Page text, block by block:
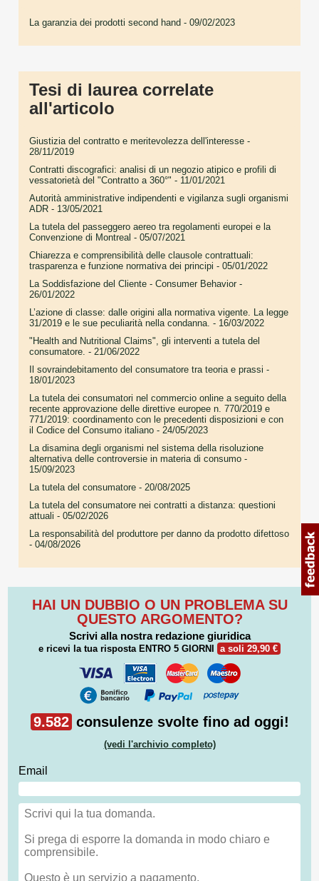
La garanzia dei prodotti second hand - 09/02/2023
Tesi di laurea correlate
all'articolo
Giustizia del contratto e meritevolezza dell'interesse -
28/11/2019
Contratti discografici: analisi di un negozio atipico e profili di
vessatorietà del "Contratto a 360°" - 11/01/2021
Autorità amministrative indipendenti e vigilanza sugli organismi
ADR - 13/05/2021
La tutela del passeggero aereo tra regolamenti europei e la
Convenzione di Montreal - 05/07/2021
Chiarezza e comprensibilità delle clausole contrattuali:
trasparenza e funzione normativa dei principi - 05/01/2022
La Soddisfazione del Cliente - Consumer Behavior-
26/01/2022
L’azione di classe: dalle origini alla normativa vigente. La legge
31/2019 e le sue peculiarità nella condanna. - 16/03/2022
"Health and Nutritional Claims", gli interventi a tutela del
consumatore. - 21/06/2022
Il sovraindebitamento del consumatore tra teoria e prassi -
18/01/2023
La tutela dei consumatori nel commercio online a seguito della
recente approvazione delle direttive europee n. 770/2019 e
771/2019: coordinamento con le precedenti disposizioni e con
il Codice del Consumo italiano - 24/05/2023
La disamina degli organismi nel sistema della risoluzione
alternativa delle controversie in materia di consumo -
15/09/2023
La tutela del consumatore - 20/08/2025
La tutela del consumatore nei contratti a distanza: questioni
attuali - 05/02/2026
La responsabilità del produttore per danno da prodotto difettoso
- 04/08/2026
HAI UN DUBBIO O UN PROBLEMA SU
QUESTO ARGOMENTO?
Scrivi alla nostra redazione giuridica
e ricevi la tua risposta ENTRO 5 GIORNI a soli 29,90 €
9.582 consulenze svolte fino ad oggi!
(vedi l'archivio completo)
Email